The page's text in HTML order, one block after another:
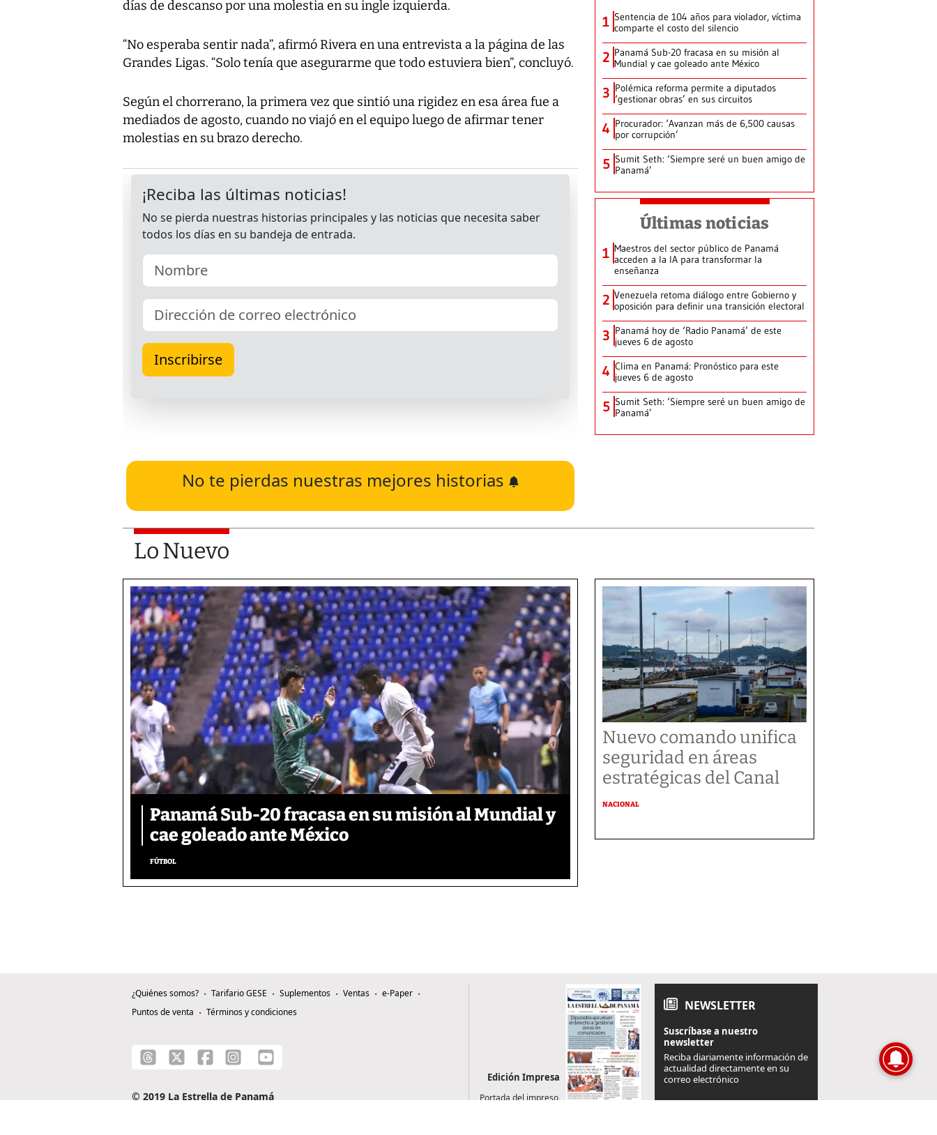
días de descanso por una molestia en su ingle izquierda.
“No esperaba sentir nada”, afirmó Rivera en una entrevista a la página de las
Grandes Ligas. “Solo tenía que asegurarme que todo estuviera bien”, concluyó.
Según el chorrerano, la primera vez que sintió una rigidez en esa área fue a
mediados de agosto, cuando no viajó en el equipo luego de afirmar tener
molestias en su brazo derecho.
No te pierdas nuestras mejores historias
1 Sentencia de 104 años para violador, víctima
comparte el costo del silencio
2 Panamá Sub-20 fracasa en su misión al
Mundial y cae goleado ante México
3 Polémica reforma permite a diputados
‘gestionar obras’ en sus circuitos
4 Procurador: ‘Avanzan más de 6,500 causas
por corrupción’
5 Sumit Seth: ‘Siempre seré un buen amigo de
Panamá’
Últimas noticias
1 Maestros del sector público de Panamá
acceden a la IA para transformar la
enseñanza
2 Venezuela retoma diálogo entre Gobierno y
oposición para definir una transición electoral
3 Panamá hoy de ‘Radio Panamá’ de este
jueves 6 de agosto
4 Clima en Panamá: Pronóstico para este
jueves 6 de agosto
5 Sumit Seth: ‘Siempre seré un buen amigo de
Panamá’
Lo Nuevo
Panamá Sub-20 fracasa en su misión al Mundial y
cae goleado ante México
FÚTBOL
Nuevo comando unifica
seguridad en áreas
estratégicas del Canal
NACIONAL
¿Quiénes somos? Tarifario GESE Suplementos Ventas
e-Paper
Puntos de venta
Términos y condiciones
© 2019 La Estrella de Panamá
Edición Impresa
Portada del impreso
NEWSLETTER
Suscríbase a nuestro
newsletter
Reciba diariamente información de
actualidad directamente en su
correo electrónico